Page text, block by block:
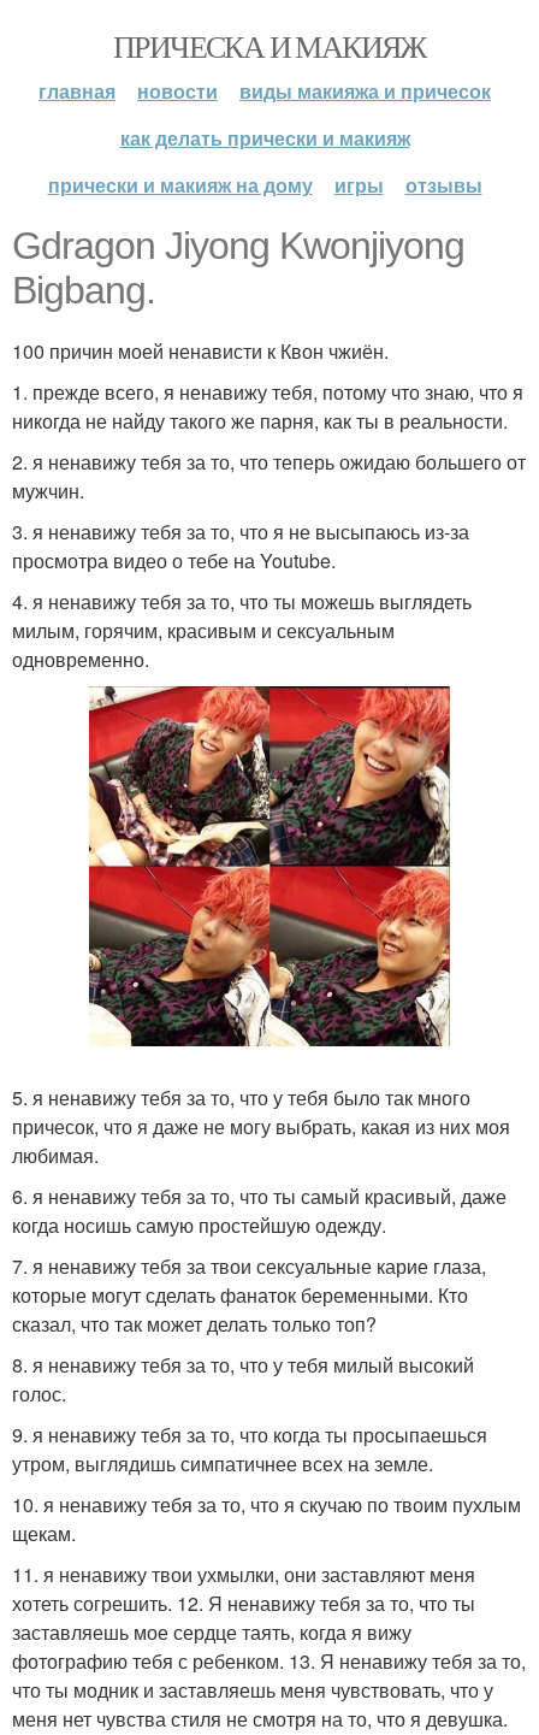
ПРИЧЕСКА И МАКИЯЖ
главная новости
виды макияжа и причесок
как делать прически и макияж
прически и макияж на дому
игры отзывы
Gdragon Jiyong Kwonjiyong
Bigbang.
100 причин моей ненависти к Квон чжиён.
1. прежде всего, я ненавижу тебя, потому что знаю, что я
никогда не найду такого же парня, как ты в реальности.
2. я ненавижу тебя за то, что теперь ожидаю большего от
мужчин.
3. я ненавижу тебя за то, что я не высыпаюсь из-за
просмотра видео о тебе на Youtube.
4. я ненавижу тебя за то, что ты можешь выглядеть
милым, горячим, красивым и сексуальным
одновременно.
5. я ненавижу тебя за то, что у тебя было так много
причесок, что я даже не могу выбрать, какая из них моя
любимая.
6. я ненавижу тебя за то, что ты самый красивый, даже
когда носишь самую простейшую одежду.
7. я ненавижу тебя за твои сексуальные карие глаза,
которые могут сделать фанаток беременными. Кто
сказал, что так может делать только топ?
8. я ненавижу тебя за то, что у тебя милый высокий
голос.
9. я ненавижу тебя за то, что когда ты просыпаешься
утром, выглядишь симпатичнее всех на земле.
10. я ненавижу тебя за то, что я скучаю по твоим пухлым
щекам.
11. я ненавижу твои ухмылки, они заставляют меня
хотеть согрешить. 12. Я ненавижу тебя за то, что ты
заставляешь мое сердце таять, когда я вижу
фотографию тебя с ребенком. 13. Я ненавижу тебя за то,
что ты модник и заставляешь меня чувствовать, что у
меня нет чувства стиля не смотря на то, что я девушка.